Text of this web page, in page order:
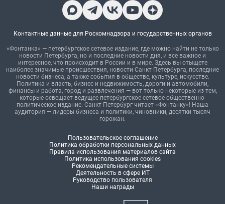
Контактные данные для Роскомнадзора и государственных органов
«Фонтанка» — петербургское сетевое издание, где можно найти не только
новости Петербурга, но и последние новости дня, и все важное и
интересное, что происходит в России и в мире. Здесь вы отыщете
наиболее значимые происшествия, новости Санкт-Петербурга, последние
новости бизнеса, а также события в обществе, культуре, искусстве.
Политика и власть, бизнес и недвижимость, дороги и автомобили,
финансы и работа, город и развлечения — вот только некоторые из тем,
которые освещает ведущее петербургское сетевое общественно-
политическое издание. Санкт-Петербург читает «Фонтанку»! Наша
аудитория — лидеры бизнеса и политики, чиновники, десятки тысяч
горожан.
Пользовательское соглашение
Политика обработки персональных данных
Правила использования материалов сайта
Политика использования cookies
Рекомендательные системы
Деятельность в сфере ИТ
Руководство пользователя
Наши награды